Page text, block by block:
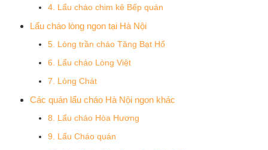
4. Lẩu cháo chim kê Bếp quán
Lẩu cháo lòng ngon tại Hà Nội
5. Lòng trần cháo Tăng Bạt Hổ
6. Lẩu cháo Lòng Việt
7. Lòng Chát
Các quán lẩu cháo Hà Nội ngon khác
8. Lẩu cháo Hòa Hương
9. Lẩu Cháo quán